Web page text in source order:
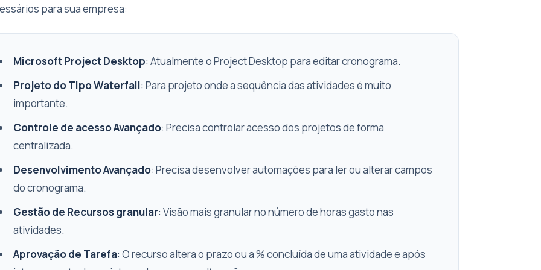
para sua empresa:
Microsoft Project Desktop: Atualmente o Project Desktop para editar cronograma.
Projeto do Tipo Waterfall: Para projeto onde a sequência das atividades é muito
importante.
Controle de acesso Avançado: Precisa controlar acesso dos projetos de forma
centralizada.
Desenvolvimento Avançado: Precisa desenvolver automações para ler ou alterar campos
do cronograma.
Gestão de Recursos granular: Visão mais granular no número de horas gasto nas
atividades.
Aprovação de Tarefa: O recurso altera o prazo ou a % concluída de uma atividade e após